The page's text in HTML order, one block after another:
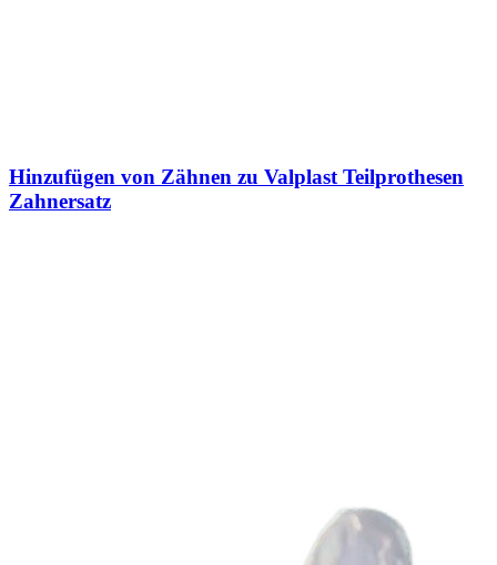
Hinzufügen von Zähnen zu Valplast Teilprothesen
Zahnersatz